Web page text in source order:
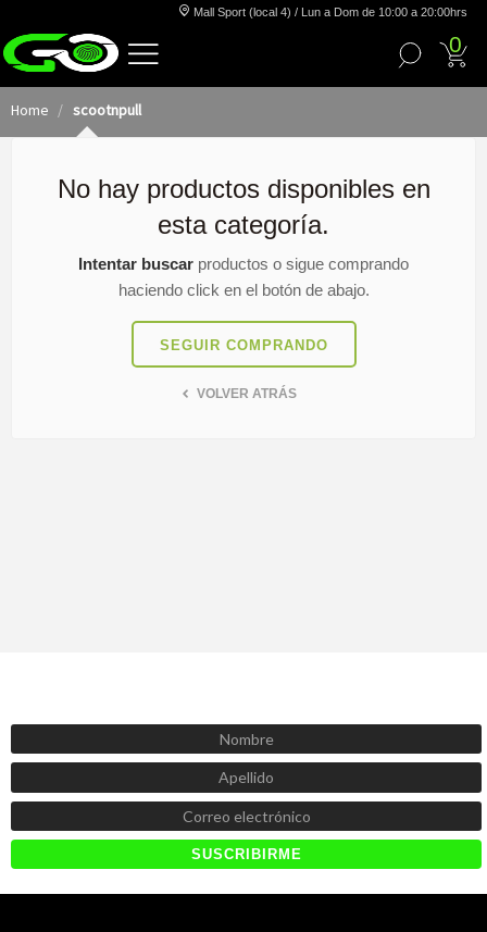
Mall Sport (local 4) / Lun a Dom de 10:00 a 20:00hrs
0
Home scootnpull
No hay productos disponibles en
esta categoría.
Intentar buscar productos o sigue comprando
haciendo click en el botón de abajo.
SEGUIR COMPRANDO
VOLVER ATRÁS